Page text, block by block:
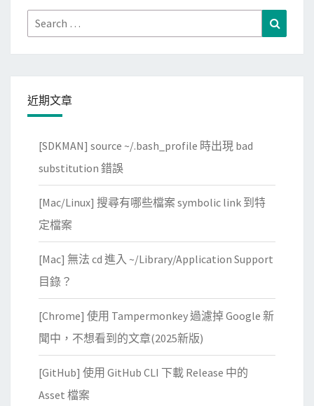
Search
for:
近期文章
[SDKMAN] source ~/.bash_profile 時出現 bad
substitution 錯誤
[Mac/Linux] 搜尋有哪些檔案 symbolic link 到特
定檔案
[Mac] 無法 cd 進入 ~/Library/Application Support
目錄？
[Chrome] 使用 Tampermonkey 過濾掉 Google 新
聞中，不想看到的文章(2025新版)
[GitHub] 使用 GitHub CLI 下載 Release 中的
Asset 檔案